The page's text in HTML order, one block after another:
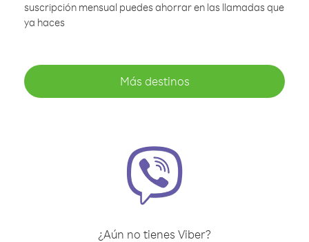
suscripción mensual puedes ahorrar en las llamadas que
ya haces
Más destinos
¿Aún no tienes Viber?